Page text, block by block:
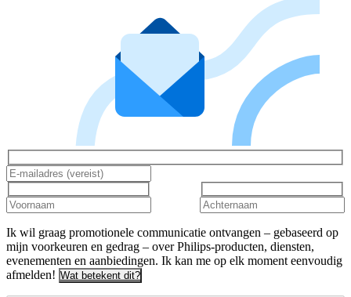
Ik wil graag promotionele communicatie ontvangen – gebaseerd op
mijn voorkeuren en gedrag – over Philips-producten, diensten,
evenementen en aanbiedingen. Ik kan me op elk moment eenvoudig
afmelden! Wat betekent dit?